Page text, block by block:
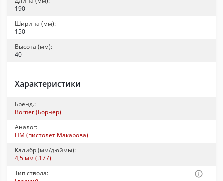
190
Ширина (мм):
150
Высота (мм):
40
Характеристики
Бренд.:
Borner (Борнер)
Аналог:
ПМ (пистолет Макарова)
Калибр (мм/дюймы):
4,5 мм (.177)
Тип ствола: